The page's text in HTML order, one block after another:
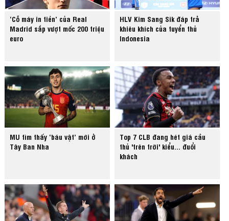
‘Cỗ máy in tiền’ của Real
Madrid sắp vượt mốc 200 triệu
euro
HLV Kim Sang Sik đáp trả
khiêu khích của tuyển thủ
Indonesia
MU tìm thấy ‘báu vật’ mới ở
Tây Ban Nha
Top 7 CLB đang hét giá cầu
thủ 'trên trời' kiểu... đuổi
khách